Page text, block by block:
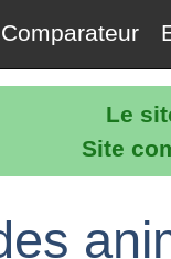
Le
Site
Comparateur